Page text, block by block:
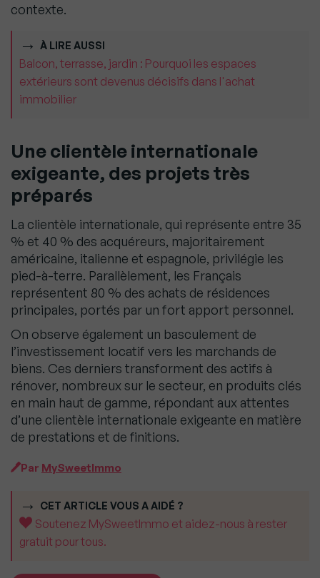
contexte.
À LIRE AUSSI
Balcon, terrasse, jardin : Pourquoi les espaces
extérieurs sont devenus décisifs dans l'achat
immobilier
Une clientèle internationale
exigeante, des projets très
préparés
La clientèle internationale, qui représente entre 35
% et 40 % des acquéreurs, majoritairement
américaine, italienne et espagnole, privilégie les
pied-à-terre. Parallèlement, les Français
représentent 80 % des achats de résidences
principales, portés par un fort apport personnel.
On observe également un basculement de
l’investissement locatif vers les marchands de
biens. Ces derniers transforment des actifs à
rénover, nombreux sur le secteur, en produits clés
en main haut de gamme, répondant aux attentes
d’une clientèle internationale exigeante en matière
de prestations et de finitions.
Par MySweetImmo
CET ARTICLE VOUS A AIDÉ ?
Soutenez MySweetImmo et aidez-nous à rester
gratuit pour tous.